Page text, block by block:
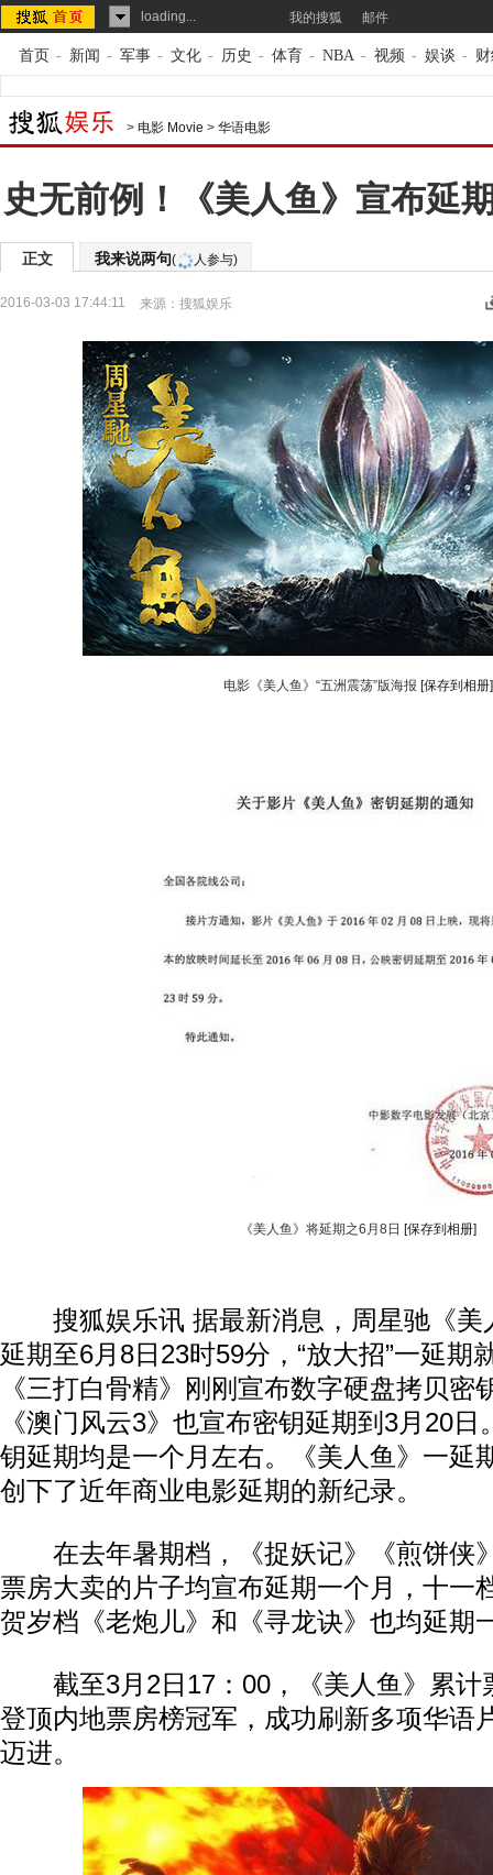
loading... 我的搜狐 邮件
首页 - 新闻 - 军事 - 文化 - 历史 - 体育 - NBA - 视频 - 娱谈 -
> 电影 Movie > 华语电影
史无前例！《美人鱼》宣布延
正文 我来说两句( 人参与)
2016-03-03 17:44:11 来源： 搜狐娱乐
电影《美人鱼》“五洲震荡”版海报 [保存到相册]
《美人鱼》将延期之6月8日 [保存到相册]
搜狐娱乐讯 据最新消息，周星驰《美
延期至6月8日23时59分，“放大招”一延期
《三打白骨精》刚刚宣布数字硬盘拷贝密
《澳门风云3》也宣布密钥延期到3月20
钥延期均是一个月左右。《美人鱼》一延
创下了近年商业电影延期的新纪录。
在去年暑期档，《捉妖记》《煎饼侠
票房大卖的片子均宣布延期一个月，十一
贺岁档《老炮儿》和《寻龙诀》也均延期
截至3月2日17：00，《美人鱼》累计
登顶内地票房榜冠军，成功刷新多项华语
迈进。